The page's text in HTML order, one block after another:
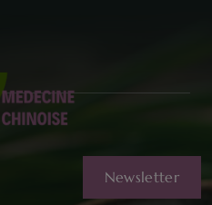
Newsletter